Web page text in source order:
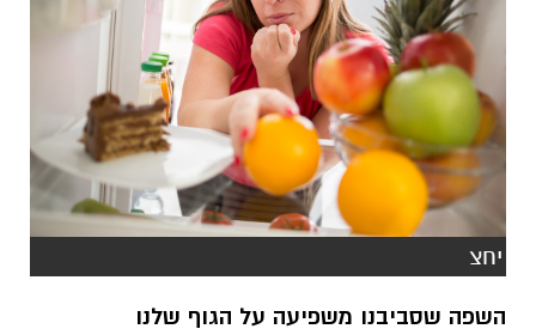
יחצ
השפה שסביבנו משפיעה על הגוף שלנו